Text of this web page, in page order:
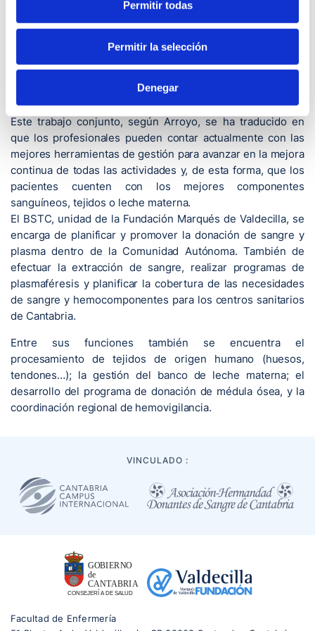
Permitir todas
Permitir la selección
Denegar
El director del BSTC ha agradecido a todos sus
profesionales su compromiso y trabajo con el objetivo de
renovar estas acreditaciones y así mantener un adecuado
sistema de calidad. “Es mérito de todos los trabajadores de
auxiliares y personal de administración”, ha incidido.
Este trabajo conjunto, según Arroyo, se ha traducido en
que los profesionales pueden contar actualmente con las
mejores herramientas de gestión para avanzar en la mejora
continua de todas las actividades y, de esta forma, que los
pacientes cuenten con los mejores componentes
sanguíneos, tejidos o leche materna.
El BSTC, unidad de la Fundación Marqués de Valdecilla, se
encarga de planificar y promover la donación de sangre y
plasma dentro de la Comunidad Autónoma. También de
efectuar la extracción de sangre, realizar programas de
plasmaféresis y planificar la cobertura de las necesidades
de sangre y hemocomponentes para los centros sanitarios
de Cantabria.
Entre sus funciones también se encuentra el
procesamiento de tejidos de origen humano (huesos,
tendones…); la gestión del banco de leche materna; el
desarrollo del programa de donación de médula ósea, y la
coordinación regional de hemovigilancia.
VINCULADO :
Facultad de Enfermería